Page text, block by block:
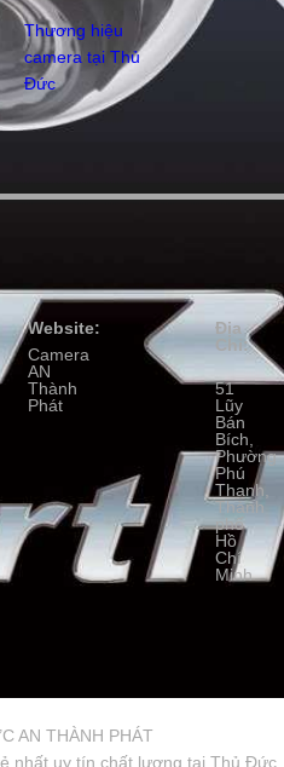
Thương hiệu
camera tại Thủ
Đức
Website:
Camera
AN
Thành
Phát
Địa
Chỉ:
51
Lũy
Bán
Bích,
Phường
Phú
Thạnh,
Thành
phố
Hồ
Chí
Minh
AN THÀNH PHÁT
nhất uy tín chất lượng tại Thủ Đức